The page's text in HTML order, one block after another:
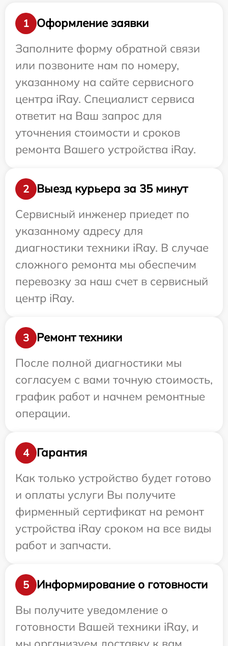
1
Оформление заявки
Заполните форму обратной связи
или позвоните нам по номеру,
указанному на сайте сервисного
центра iRay. Специалист сервиса
ответит на Ваш запрос для
уточнения стоимости и сроков
ремонта Вашего устройства iRay.
2
Выезд курьера за 35 минут
Сервисный инженер приедет по
указанному адресу для
диагностики техники iRay. В случае
сложного ремонта мы обеспечим
перевозку за наш счет в сервисный
центр iRay.
3
Ремонт техники
После полной диагностики мы
согласуем с вами точную стоимость,
график работ и начнем ремонтные
операции.
4
Гарантия
Как только устройство будет готово
и оплаты услуги Вы получите
фирменный сертификат на ремонт
устройства iRay сроком на все виды
работ и запчасти.
5
Информирование о готовности
Вы получите уведомление о
готовности Вашей техники iRay, и